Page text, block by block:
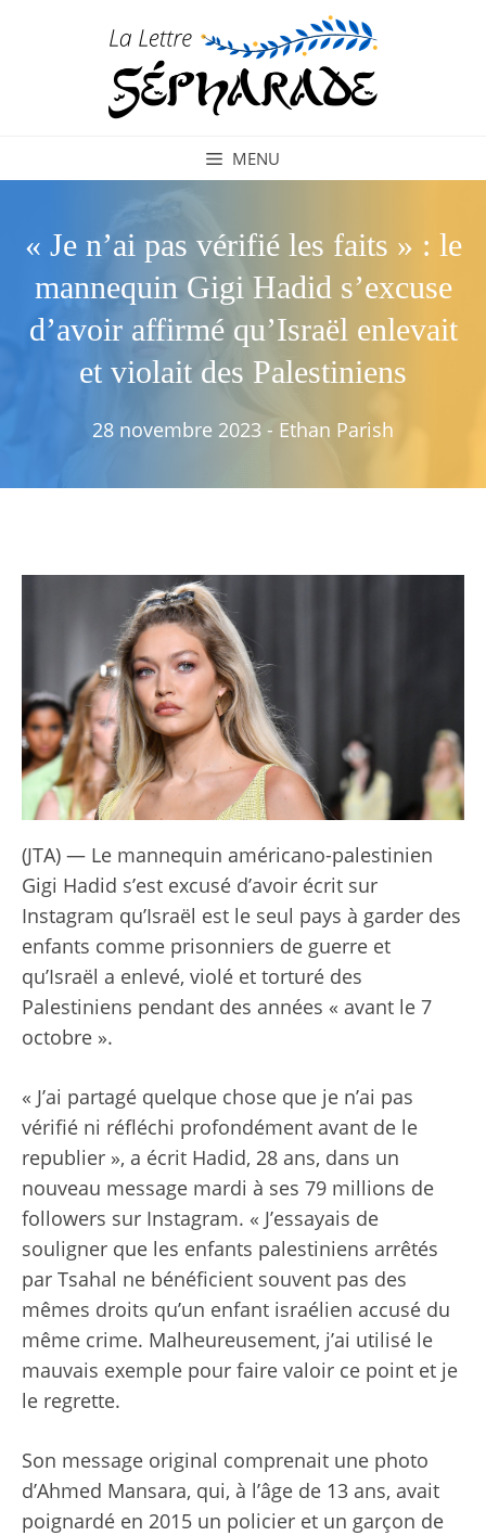
MENU
« Je n’ai pas vérifié les faits » : le
mannequin Gigi Hadid s’excuse
d’avoir affirmé qu’Israël enlevait
et violait des Palestiniens
28 novembre 2023 - Ethan Parish
(JTA) — Le mannequin américano-palestinien
Gigi Hadid s’est excusé d’avoir écrit sur
Instagram qu’Israël est le seul pays à garder des
enfants comme prisonniers de guerre et
qu’Israël a enlevé, violé et torturé des
Palestiniens pendant des années « avant le 7
octobre ».
« J’ai partagé quelque chose que je n’ai pas
vérifié ni réfléchi profondément avant de le
republier », a écrit Hadid, 28 ans, dans un
nouveau message mardi à ses 79 millions de
followers sur Instagram. « J’essayais de
souligner que les enfants palestiniens arrêtés
par Tsahal ne bénéficient souvent pas des
mêmes droits qu’un enfant israélien accusé du
même crime. Malheureusement, j’ai utilisé le
mauvais exemple pour faire valoir ce point et je
le regrette.
Son message original comprenait une photo
d’Ahmed Mansara, qui, à l’âge de 13 ans, avait
poignardé en 2015 un policier et un garçon de